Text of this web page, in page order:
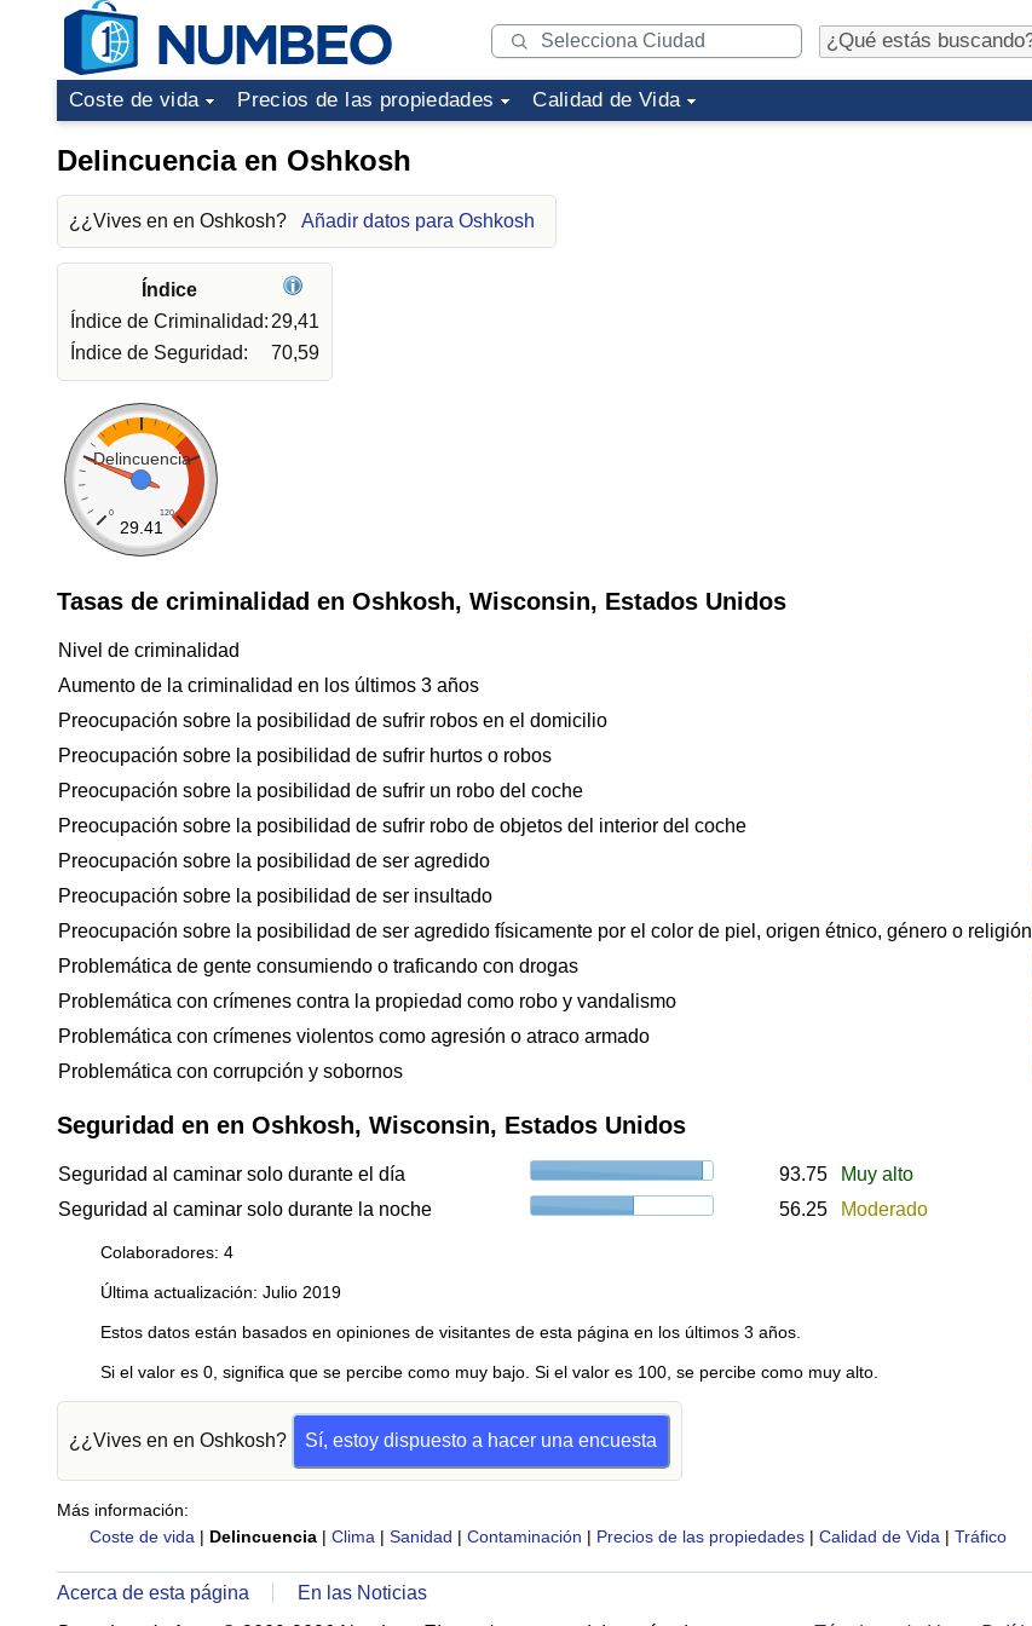
Coste de vida Precios de las propiedades Calidad de Vida
Delincuencia en Oshkosh
¿¿Vives en en Oshkosh? Añadir datos para Oshkosh
Índice
Índice de Criminalidad: 29,41
Índice de Seguridad:
70,59
Delincuencia
0 120
29.41
Tasas de criminalidad en Oshkosh, Wisconsin, Estados Unidos
Nivel de criminalidad
Aumento de la criminalidad en los últimos 3 años
Preocupación sobre la posibilidad de sufrir robos en el domicilio
Preocupación sobre la posibilidad de sufrir hurtos o robos
Preocupación sobre la posibilidad de sufrir un robo del coche
Preocupación sobre la posibilidad de sufrir robo de objetos del interior del coche
Preocupación sobre la posibilidad de ser agredido
Preocupación sobre la posibilidad de ser insultado
Preocupación sobre la posibilidad de ser agredido físicamente por el color de piel, origen étnico, género o religión
Problemática de gente consumiendo o traficando con drogas
Problemática con crímenes contra la propiedad como robo y vandalismo
Problemática con crímenes violentos como agresión o atraco armado
Problemática con corrupción y sobornos
Seguridad en en Oshkosh, Wisconsin, Estados Unidos
Seguridad al caminar solo durante el día 93.75
Muy alto
Seguridad al caminar solo durante la noche
56.25 Moderado
Colaboradores: 4
Última actualización: Julio 2019
Estos datos están basados en opiniones de visitantes de esta página en los últimos 3 años.
Si el valor es 0, significa que se percibe como muy bajo. Si el valor es 100, se percibe como muy alto.
¿¿Vives en en Oshkosh? Sí, estoy dispuesto a hacer una encuesta
Más información:
Coste de vida | Delincuencia | Clima | Sanidad | Contaminación | Precios de las propiedades | Calidad de Vida | Tráfico
Acerca de esta página
En las Noticias